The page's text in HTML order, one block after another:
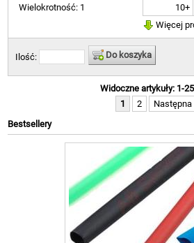
Wielokrotność: 1
10+
Więcej
Ilość: Do koszyka
Widoczne artykuły: 1-
1
2
Następna
Bestsellery